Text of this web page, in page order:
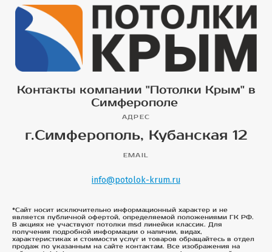
Контакты компании "Потолки Крым" в
Симферополе
АДРЕС
г.Симферополь, Кубанская 12
EMAIL
info@potolok-krum.ru
*Сайт носит исключительно информационный характер и не
является публичной офертой, определяемой положениями ГК РФ.
В акциях не участвуют потолки msd линейки классик. Для
получения подробной информации о наличии, видах,
характеристиках и стоимости услуг и товаров обращайтесь в отдел
продаж по указанным на сайте контактам. Все изображения на